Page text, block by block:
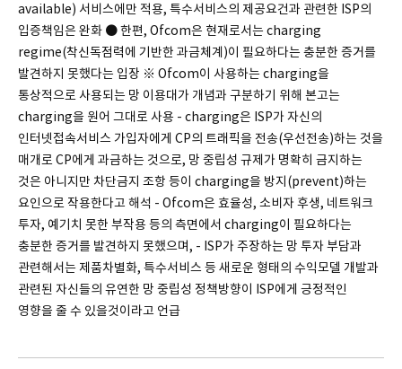
available) 서비스에만 적용, 특수서비스의 제공요건과 관련한 ISP의
입증책임은 완화 ● 한편, Ofcom은 현재로서는 charging
regime(착신독점력에 기반한 과금체계)이 필요하다는 충분한 증거를
발견하지 못했다는 입장 ※ Ofcom이 사용하는 charging을
통상적으로 사용되는 망 이용대가 개념과 구분하기 위해 본고는
charging을 원어 그대로 사용 - charging은 ISP가 자신의
인터넷접속서비스 가입자에게 CP의 트래픽을 전송(우선전송)하는 것을
매개로 CP에게 과금하는 것으로, 망 중립성 규제가 명확히 금지하는
것은 아니지만 차단금지 조항 등이 charging을 방지(prevent)하는
요인으로 작용한다고 해석 - Ofcom은 효율성, 소비자 후생, 네트워크
투자, 예기치 못한 부작용 등의 측면에서 charging이 필요하다는
충분한 증거를 발견하지 못했으며, - ISP가 주장하는 망 투자 부담과
관련해서는 제품차별화, 특수서비스 등 새로운 형태의 수익모델 개발과
관련된 자신들의 유연한 망 중립성 정책방향이 ISP에게 긍정적인
영향을 줄 수 있을것이라고 언급